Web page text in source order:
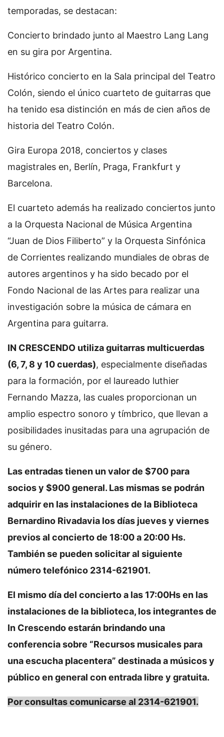
temporadas, se destacan:
Concierto brindado junto al Maestro Lang Lang
en su gira por Argentina.
Histórico concierto en la Sala principal del Teatro
Colón, siendo el único cuarteto de guitarras que
ha tenido esa distinción en más de cien años de
historia del Teatro Colón.
Gira Europa 2018, conciertos y clases
magistrales en, Berlín, Praga, Frankfurt y
Barcelona.
El cuarteto además ha realizado conciertos junto
a la Orquesta Nacional de Música Argentina
“Juan de Dios Filiberto” y la Orquesta Sinfónica
de Corrientes realizando mundiales de obras de
autores argentinos y ha sido becado por el
Fondo Nacional de las Artes para realizar una
investigación sobre la música de cámara en
Argentina para guitarra.
IN CRESCENDO utiliza guitarras multicuerdas
(6, 7, 8 y 10 cuerdas), especialmente diseñadas
para la formación, por el laureado luthier
Fernando Mazza, las cuales proporcionan un
amplio espectro sonoro y tímbrico, que llevan a
posibilidades inusitadas para una agrupación de
su género.
Las entradas tienen un valor de $700 para
socios y $900 general. Las mismas se podrán
adquirir en las instalaciones de la Biblioteca
Bernardino Rivadavia los días jueves y viernes
previos al concierto de 18:00 a 20:00 Hs.
También se pueden solicitar al siguiente
número telefónico 2314-621901.
El mismo día del concierto a las 17:00Hs en las
instalaciones de la biblioteca, los integrantes de
In Crescendo estarán brindando una
conferencia sobre “Recursos musicales para
una escucha placentera” destinada a músicos y
público en general con entrada libre y gratuita.
Por consultas comunicarse al 2314-621901.